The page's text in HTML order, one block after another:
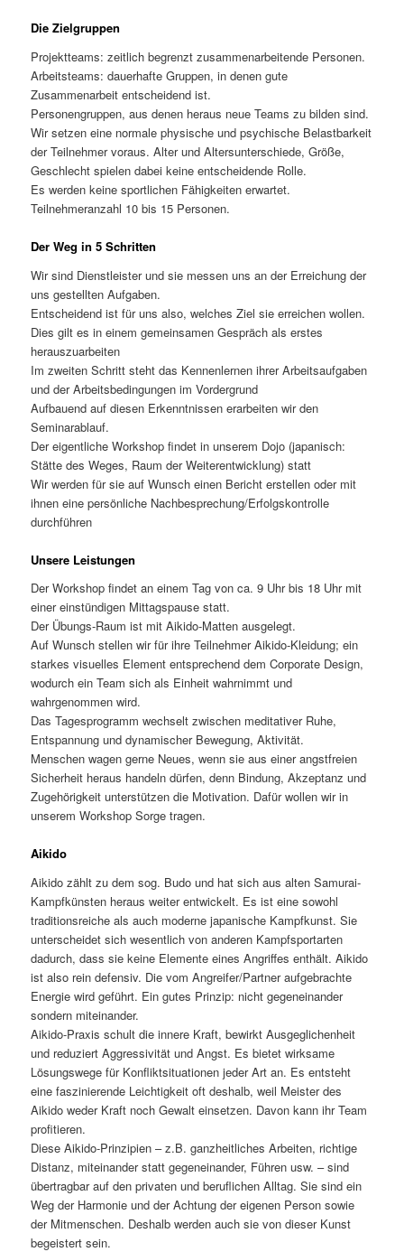
Die Zielgruppen
Projektteams: zeitlich begrenzt zusammenarbeitende Personen.
Arbeitsteams: dauerhafte Gruppen, in denen gute
Zusammenarbeit entscheidend ist.
Personengruppen, aus denen heraus neue Teams zu bilden sind.
Wir setzen eine normale physische und psychische Belastbarkeit
der Teilnehmer voraus. Alter und Altersunterschiede, Größe,
Geschlecht spielen dabei keine entscheidende Rolle.
Es werden keine sportlichen Fähigkeiten erwartet.
Teilnehmeranzahl 10 bis 15 Personen.
Der Weg in 5 Schritten
Wir sind Dienstleister und sie messen uns an der Erreichung der
uns gestellten Aufgaben.
Entscheidend ist für uns also, welches Ziel sie erreichen wollen.
Dies gilt es in einem gemeinsamen Gespräch als erstes
herauszuarbeiten
Im zweiten Schritt steht das Kennenlernen ihrer Arbeitsaufgaben
und der Arbeitsbedingungen im Vordergrund
Aufbauend auf diesen Erkenntnissen erarbeiten wir den
Seminarablauf.
Der eigentliche Workshop findet in unserem Dojo (japanisch:
Stätte des Weges, Raum der Weiterentwicklung) statt
Wir werden für sie auf Wunsch einen Bericht erstellen oder mit
ihnen eine persönliche Nachbesprechung/Erfolgskontrolle
durchführen
Unsere Leistungen
Der Workshop findet an einem Tag von ca. 9 Uhr bis 18 Uhr mit
einer einstündigen Mittagspause statt.
Der Übungs-Raum ist mit Aikido-Matten ausgelegt.
Auf Wunsch stellen wir für ihre Teilnehmer Aikido-Kleidung; ein
starkes visuelles Element entsprechend dem Corporate Design,
wodurch ein Team sich als Einheit wahrnimmt und
wahrgenommen wird.
Das Tagesprogramm wechselt zwischen meditativer Ruhe,
Entspannung und dynamischer Bewegung, Aktivität.
Menschen wagen gerne Neues, wenn sie aus einer angstfreien
Sicherheit heraus handeln dürfen, denn Bindung, Akzeptanz und
Zugehörigkeit unterstützen die Motivation. Dafür wollen wir in
unserem Workshop Sorge tragen.
Aikido
Aikido zählt zu dem sog. Budo und hat sich aus alten Samurai-
Kampfkünsten heraus weiter entwickelt. Es ist eine sowohl
traditionsreiche als auch moderne japanische Kampfkunst. Sie
unterscheidet sich wesentlich von anderen Kampfsportarten
dadurch, dass sie keine Elemente eines Angriffes enthält. Aikido
ist also rein defensiv. Die vom Angreifer/Partner aufgebrachte
Energie wird geführt. Ein gutes Prinzip: nicht gegeneinander
sondern miteinander.
Aikido-Praxis schult die innere Kraft, bewirkt Ausgeglichenheit
und reduziert Aggressivität und Angst. Es bietet wirksame
Lösungswege für Konfliktsituationen jeder Art an. Es entsteht
eine faszinierende Leichtigkeit oft deshalb, weil Meister des
Aikido weder Kraft noch Gewalt einsetzen. Davon kann ihr Team
profitieren.
Diese Aikido-Prinzipien – z.B. ganzheitliches Arbeiten, richtige
Distanz, miteinander statt gegeneinander, Führen usw. – sind
übertragbar auf den privaten und beruflichen Alltag. Sie sind ein
Weg der Harmonie und der Achtung der eigenen Person sowie
der Mitmenschen. Deshalb werden auch sie von dieser Kunst
begeistert sein.